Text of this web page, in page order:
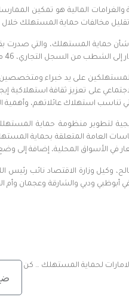
والغرامات المالية هو تمكين
مخالفات حماية المستهلك خلال
46 مخالفة تبدأ من 50 ألف درهم وتصل إلى مليون درهم.
على يد خبراء ومتخصصين
على تعزيز ثقافة
تناسب استهلاك عائلاتهم،
لتطوير منظومة حماية
العامة المتعلقة بحماية
في الأسواق المحلية، إضافة
وزارة الاقتصاد نائب رئيس
في أبوظبي ودبي والشارقة وعجمان
لحماية المستهلك … كن